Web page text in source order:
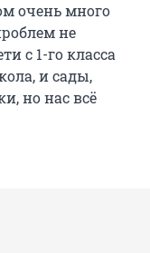
очень много
не
с 1-го класса
и сады,
но нас всё